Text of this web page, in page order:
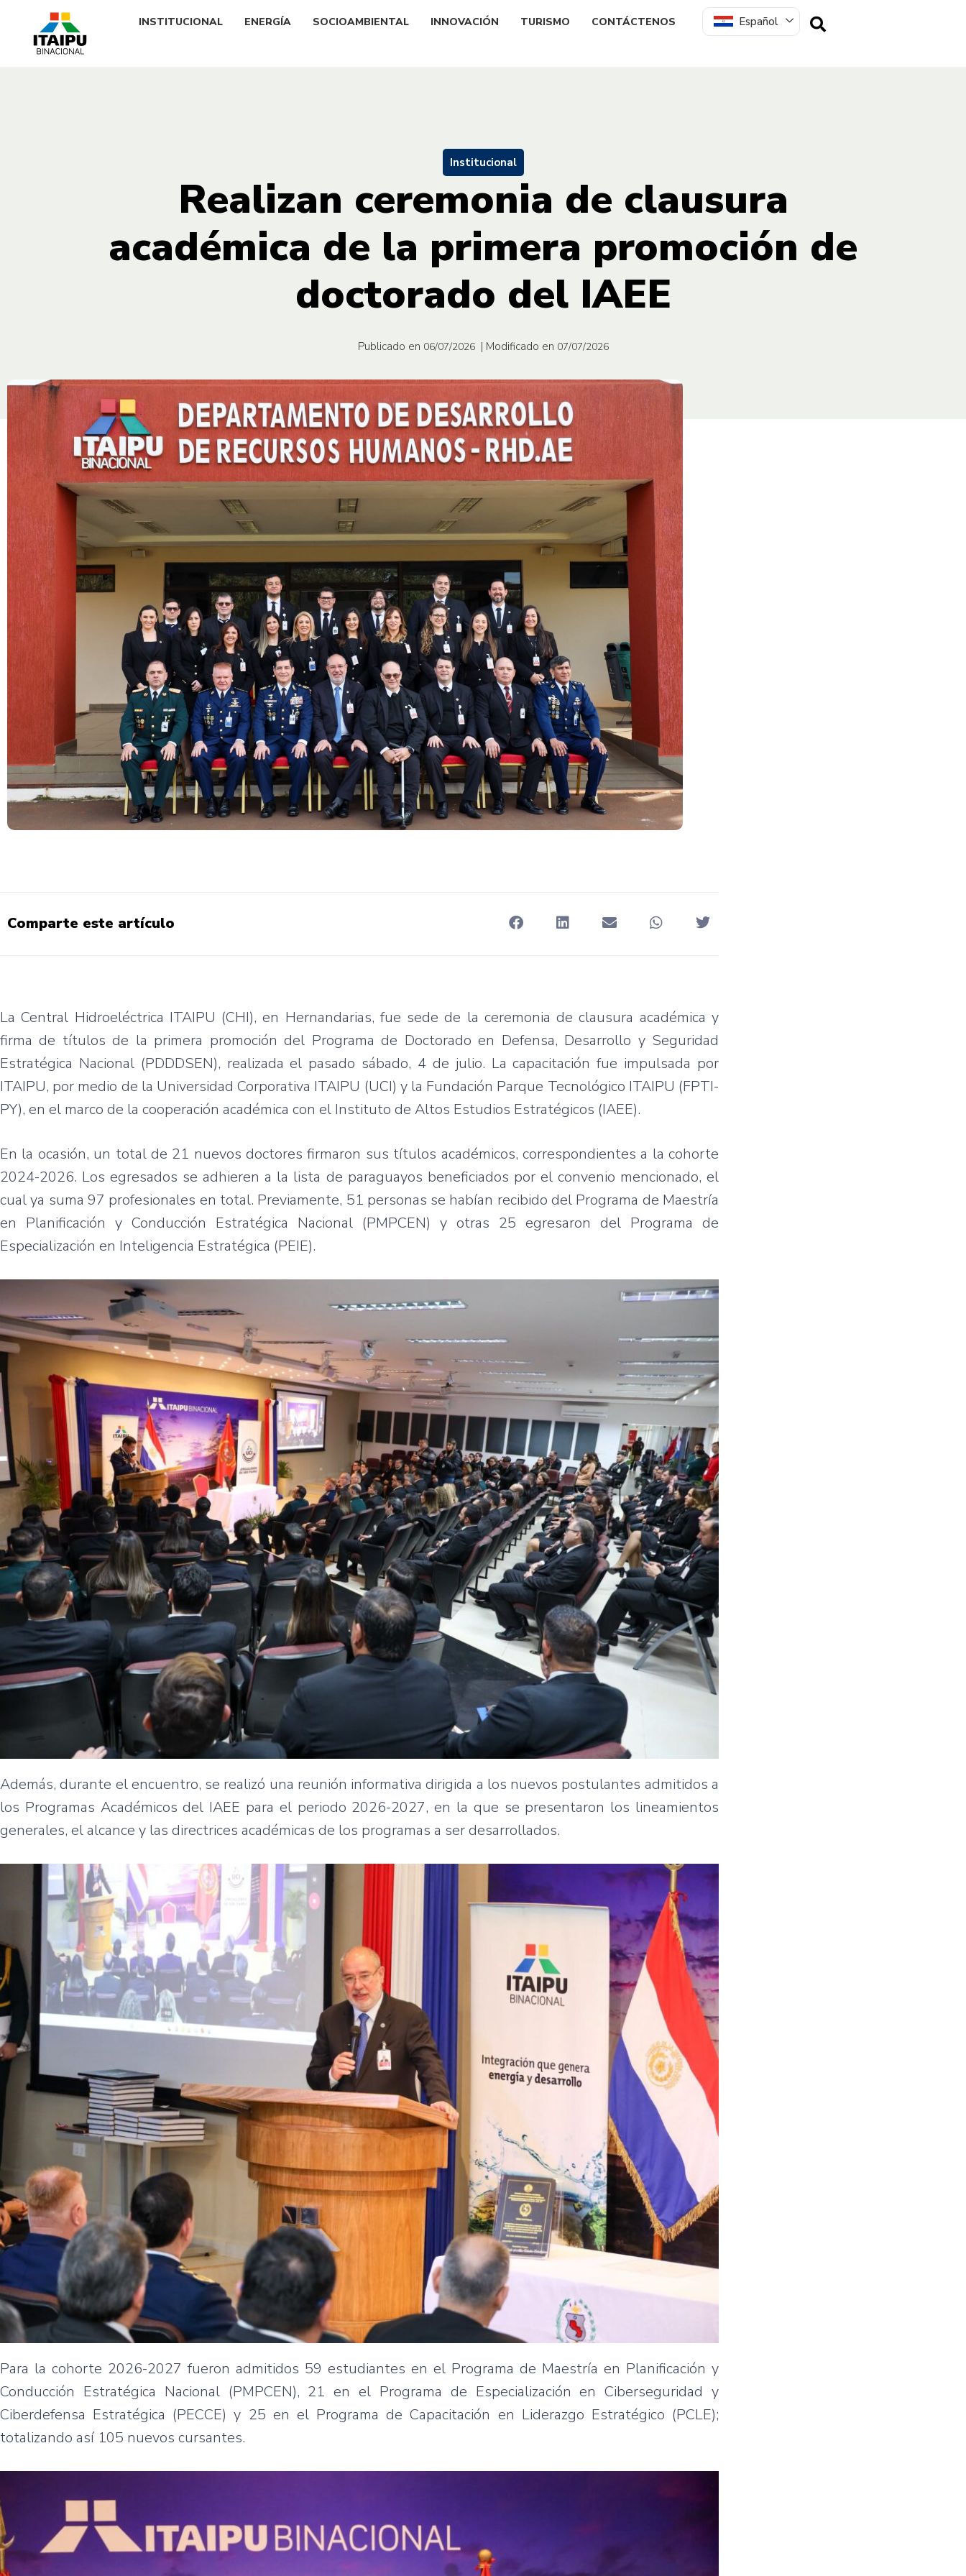
INSTITUCIONAL ENERGÍA SOCIOAMBIENTAL INNOVACIÓN TURISMO CONTÁCTENOS Español
Institucional
Realizan ceremonia de clausura
académica de la primera promoción de
doctorado del IAEE
Publicado en 06/07/2026 | Modificado en 07/07/2026
Comparte este artículo
La Central Hidroeléctrica ITAIPU (CHI), en Hernandarias, fue sede de la ceremonia de clausura académica y
firma de títulos de la primera promoción del Programa de Doctorado en Defensa, Desarrollo y Seguridad
Estratégica Nacional (PDDDSEN), realizada el pasado sábado, 4 de julio. La capacitación fue impulsada por
ITAIPU, por medio de la Universidad Corporativa ITAIPU (UCI) y la Fundación Parque Tecnológico ITAIPU (FPTI-
PY), en el marco de la cooperación académica con el Instituto de Altos Estudios Estratégicos (IAEE).
En la ocasión, un total de 21 nuevos doctores firmaron sus títulos académicos, correspondientes a la cohorte
2024-2026. Los egresados se adhieren a la lista de paraguayos beneficiados por el convenio mencionado, el
cual ya suma 97 profesionales en total. Previamente, 51 personas se habían recibido del Programa de Maestría
en Planificación y Conducción Estratégica Nacional (PMPCEN) y otras 25 egresaron del Programa de
Especialización en Inteligencia Estratégica (PEIE).
Además, durante el encuentro, se realizó una reunión informativa dirigida a los nuevos postulantes admitidos a
los Programas Académicos del IAEE para el periodo 2026-2027, en la que se presentaron los lineamientos
generales, el alcance y las directrices académicas de los programas a ser desarrollados.
Para la cohorte 2026-2027 fueron admitidos 59 estudiantes en el Programa de Maestría en Planificación y
Conducción Estratégica Nacional (PMPCEN), 21 en el Programa de Especialización en Ciberseguridad y
Ciberdefensa Estratégica (PECCE) y 25 en el Programa de Capacitación en Liderazgo Estratégico (PCLE);
totalizando así 105 nuevos cursantes.